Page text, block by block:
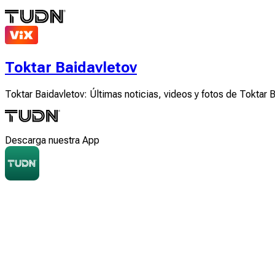
Toktar Baidavletov
Toktar Baidavletov: Últimas noticias, videos y fotos de Toktar
Descarga nuestra App